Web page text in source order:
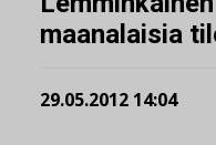
maanalaisia
29.05.2012 14:04